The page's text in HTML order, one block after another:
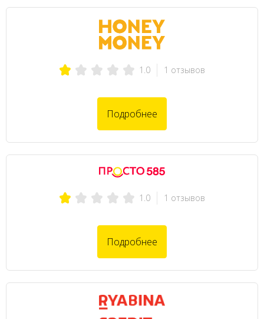
1.0 1 отзывов
Подробнее
1.0 1 отзывов
Подробнее